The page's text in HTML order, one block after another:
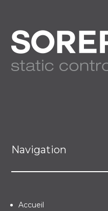
Navigation
Accueil